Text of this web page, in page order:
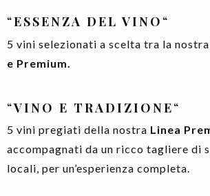
“ESSENZA DEL VINO “
5 vini selezionati a scelta tra la nostra
e Premium.
“VINO E TRADIZIONE“
5 vini pregiati della nostra Linea
accompagnati da un ricco tagliere di
locali, per un’esperienza completa.